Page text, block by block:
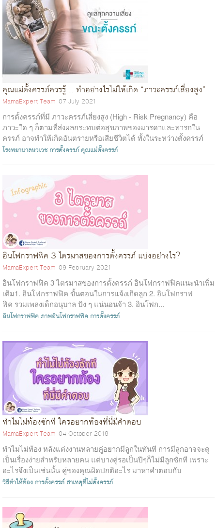
คุณแม่ตั้งครรภ์ควรรู้ … ทำอย่างไรไม่ให้เกิด “ภาวะครรภ์เสี่ยงสูง”
MamaExpert Team 07 July 2021
การตั้งครรภ์ที่มี ภาวะครรภ์เสี่ยงสูง (High - Risk Pregnancy) คือ
ภาวะใด ๆ ก็ตามที่ส่งผลกระทบต่อสุขภาพของมารดาและทารกใน
ครรภ์ อาจทำให้เกิดอันตรายหรือเสียชีวิตได้ ทั้งในระหว่างตั้งครรภ์
ขณะคลอด หรือหลั...
โรงพยาบาลนวเวช การตั้งครรภ์ คุณแม่ตั้งครรภ์
อินโฟกราฟฟิค 3 ไตรมาสของการตั้งครรภ์ แบ่งอย่างไร?
MamaExpert Team 09 February 2021
อินโฟกราฟฟิค 3 ไตรมาสของการตั้งครรภ์ อินโฟกราฟฟิคแนะนำเพิ่ม
เติม1. อินโฟกราฟฟิค ขั้นตอนในการแจ้งเกิดลูก 2. อินโฟกราฟ
ฟิค รวมเพลงเด็กอนุบาล ปัง ๆ แน่นอนจ้า 3. อินโฟก...
อินโฟกราฟฟิคภาพอินโฟกราฟฟิค การตั้งครรภ์
ทำไมไม่ท้องซักที ใครอยากท้องที่นี่มีคำตอบ
MamaExpert Team 04 October 2018
ทำไมไม่ท้อง หลังแต่งงานหลายคู่อยากมีลูกในทันที การมีลูกอาจจะดู
เป็นเรื่องง่ายสำหรับหลายคน แต่บางคู่รอเป็นปีๆก็ไม่มีลูกซักที เพราะ
อะไรจึงเป็นเช่นนั้น คู่ของคุณผิดปกติอะไร มาหาคำตอบกับ
Mamaexert กันค่ะ&...
วิธีทำให้ท้อง การตั้งครรภ์ สาเหตุที่ไม่ตั้งครรภ์